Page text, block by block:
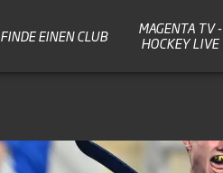
FINDE EINEN CLUB
MAGENTA TV -
HOCKEY LIVE